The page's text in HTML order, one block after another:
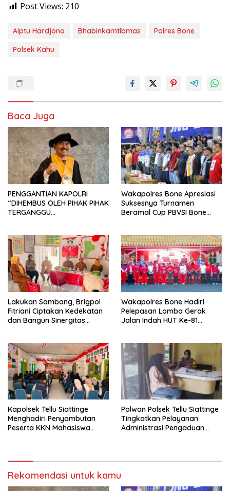
Post Views: 210
Aiptu Hardjono Bhabinkamtibmas
Polres Bone
Polsek Kahu
Baca Juga
PENGGANTIAN KAPOLRI
“DIHEMBUS OLEH PIHAK PIHAK
TERGANGGU
Wakapolres Bone Apresiasi
Suksesnya Turnamen
Beramal Cup PBVSI Bone
Lakukan Sambang, Brigpol
Fitriani Ciptakan Kedekatan
dan Bangun Sinergitas
Wakapolres Bone Hadiri
Pelepasan Lomba Gerak
Jalan Indah HUT Ke-81
Kapolsek Tellu Siattinge
Menghadiri Penyambutan
Peserta KKN Mahasiswa
Polwan Polsek Tellu Siattinge
Tingkatkan Pelayanan
Administrasi Pengaduan
Rekomendasi untuk kamu